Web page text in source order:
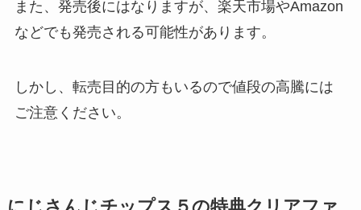
また、発売後にはなりますが、楽天市場やAmazon
などでも発売される可能性があります。
しかし、転売目的の方もいるので値段の高騰には
ご注意ください。